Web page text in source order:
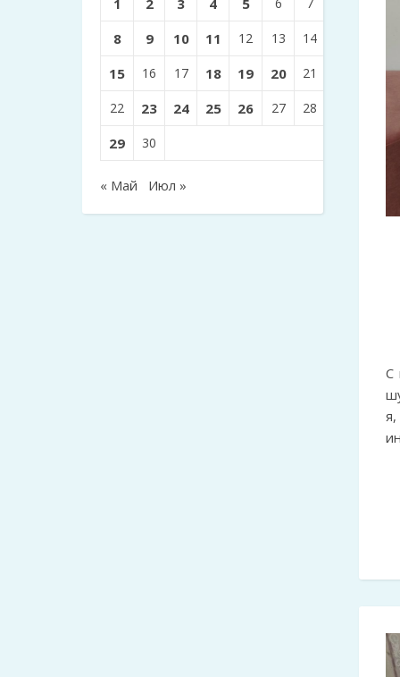
8 9 10 11 12 13 14
15 16 17 18 19 20 21
22 23 24 25 26 27 28
29 30
« Май Июл »
С